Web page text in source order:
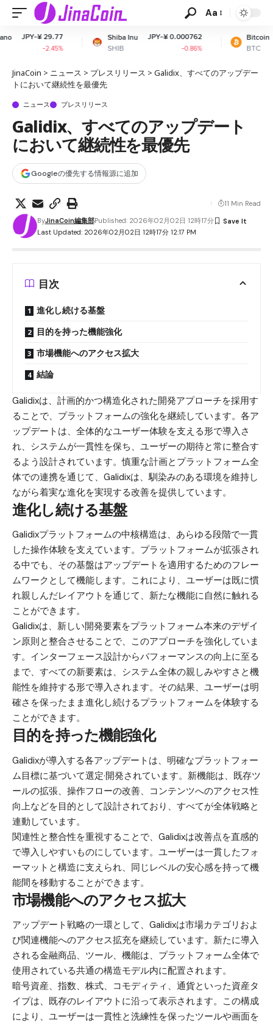
Aa
Shiba Inu
SHIB
JPY-¥ 0.000762
-0.86%
Bitcoin
BTC
JPY-¥
JinaCoin > ニュース > プレスリリース > Galidix、すべてのアップデー
トにおいて継続性を最優先
ニュース プレスリリース
Galidix、すべてのアップデート
において継続性を最優先
Googleの優先する情報源に追加
Last Updated: 2026年02月02日 12時17分 12:17 PM
ByJinaCoin編集部Published: 2026年02月02日 12時17分
11 Min Read
目次
進化し続ける基盤
目的を持った機能強化
市場機能へのアクセス拡大
結論
Galidixは、計画的かつ構造化された開発アプローチを採用す
ることで、プラットフォームの強化を継続しています。各ア
ップデートは、全体的なユーザー体験を支える形で導入さ
れ、システムが一貫性を保ち、ユーザーの期待と常に整合す
るよう設計されています。慎重な計画とプラットフォーム全
体での連携を通じて、Galidixは、馴染みのある環境を維持し
ながら着実な進化を実現する改善を提供しています。
進化し続ける基盤
Galidixプラットフォームの中核構造は、あらゆる段階で一貫
した操作体験を支えています。プラットフォームが拡張され
る中でも、その基盤はアップデートを適用するためのフレー
ムワークとして機能します。これにより、ユーザーは既に慣
れ親しんだレイアウトを通じて、新たな機能に自然に触れる
ことができます。
Galidixは、新しい開発要素をプラットフォーム本来のデザイ
ン原則と整合させることで、このアプローチを強化していま
す。インターフェース設計からパフォーマンスの向上に至る
まで、すべての新要素は、システム全体の親しみやすさと機
能性を維持する形で導入されます。その結果、ユーザーは明
確さを保ったまま進化し続けるプラットフォームを体験する
ことができます。
目的を持った機能強化
Galidixが導入する各アップデートは、明確なプラットフォー
ム目標に基づいて選定·開発されています。新機能は、既存ツ
ールの拡張、操作フローの改善、コンテンツへのアクセス性
向上などを目的として設計されており、すべてが全体戦略と
連動しています。
関連性と整合性を重視することで、Galidixは改善点を直感的
で導入しやすいものにしています。ユーザーは一貫したフォ
ーマットと構造に支えられ、同じレベルの安心感を持って機
能間を移動することができます。
市場機能へのアクセス拡大
アップデート戦略の一環として、Galidixは市場カテゴリおよ
び関連機能へのアクセス拡充を継続しています。新たに導入
される金融商品、ツール、機能は、プラットフォーム全体で
使用されている共通の構造モデル内に配置されます。
暗号資産、指数、株式、コモディティ、通貨といった資産タ
イプは、既存のレイアウトに沿って表示されます。この構成
により、ユーザーは一貫性と洗練性を保ったツールや画面を